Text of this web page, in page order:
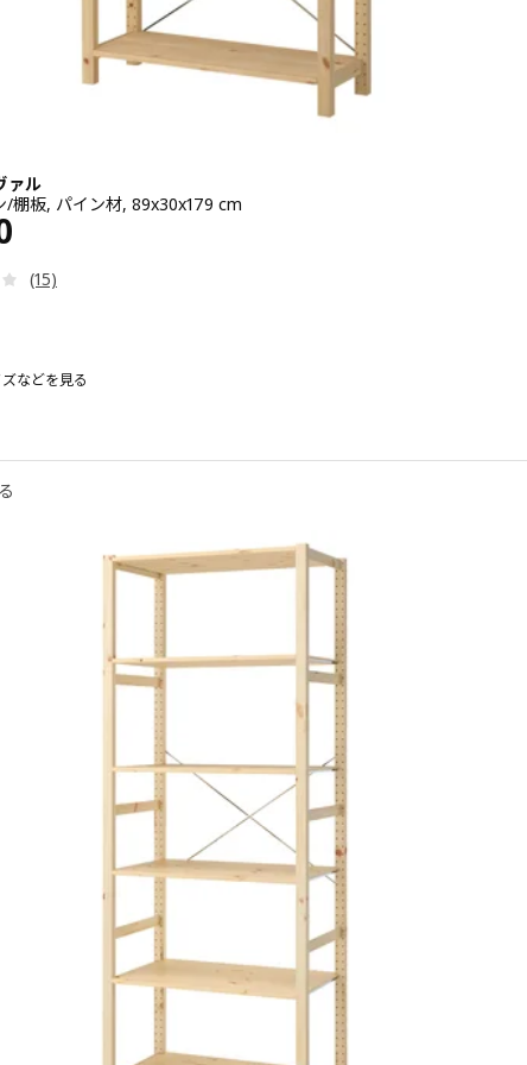
ァル
/棚板, パイン材, 89x30x179 cm
レビュー: 3.5 から 5 星です。 総レビュー数:
(15)
などを見る
: IVAR イーヴァル, 1セクション/棚板, パイン材, 89x50x179 cm